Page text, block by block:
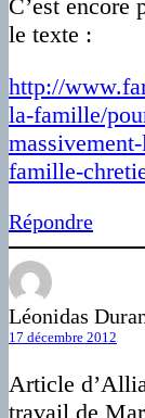
C’est encore
le texte :
http://
la-famille/
famille-
Répondre
Léonidas
17 décembre 2012
Article
travail de